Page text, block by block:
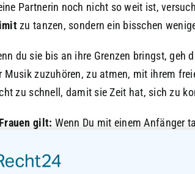
Partnerin noch nicht so weit ist,
zu tanzen, sondern ein bisschen
du sie bis an ihre Grenzen bringst, geh
Musik zuzuhören, zu atmen, mit ihrem
zu schnell, damit sie Zeit hat, sich zu
gilt: Wenn Du mit einem Anfänger
aufzunehmen, zu verstehen und